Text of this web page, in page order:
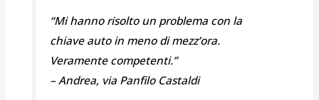
“Mi hanno risolto un problema con la
chiave auto in meno di mezz’ora.
Veramente competenti.”
–Andrea, via Panfilo Castaldi